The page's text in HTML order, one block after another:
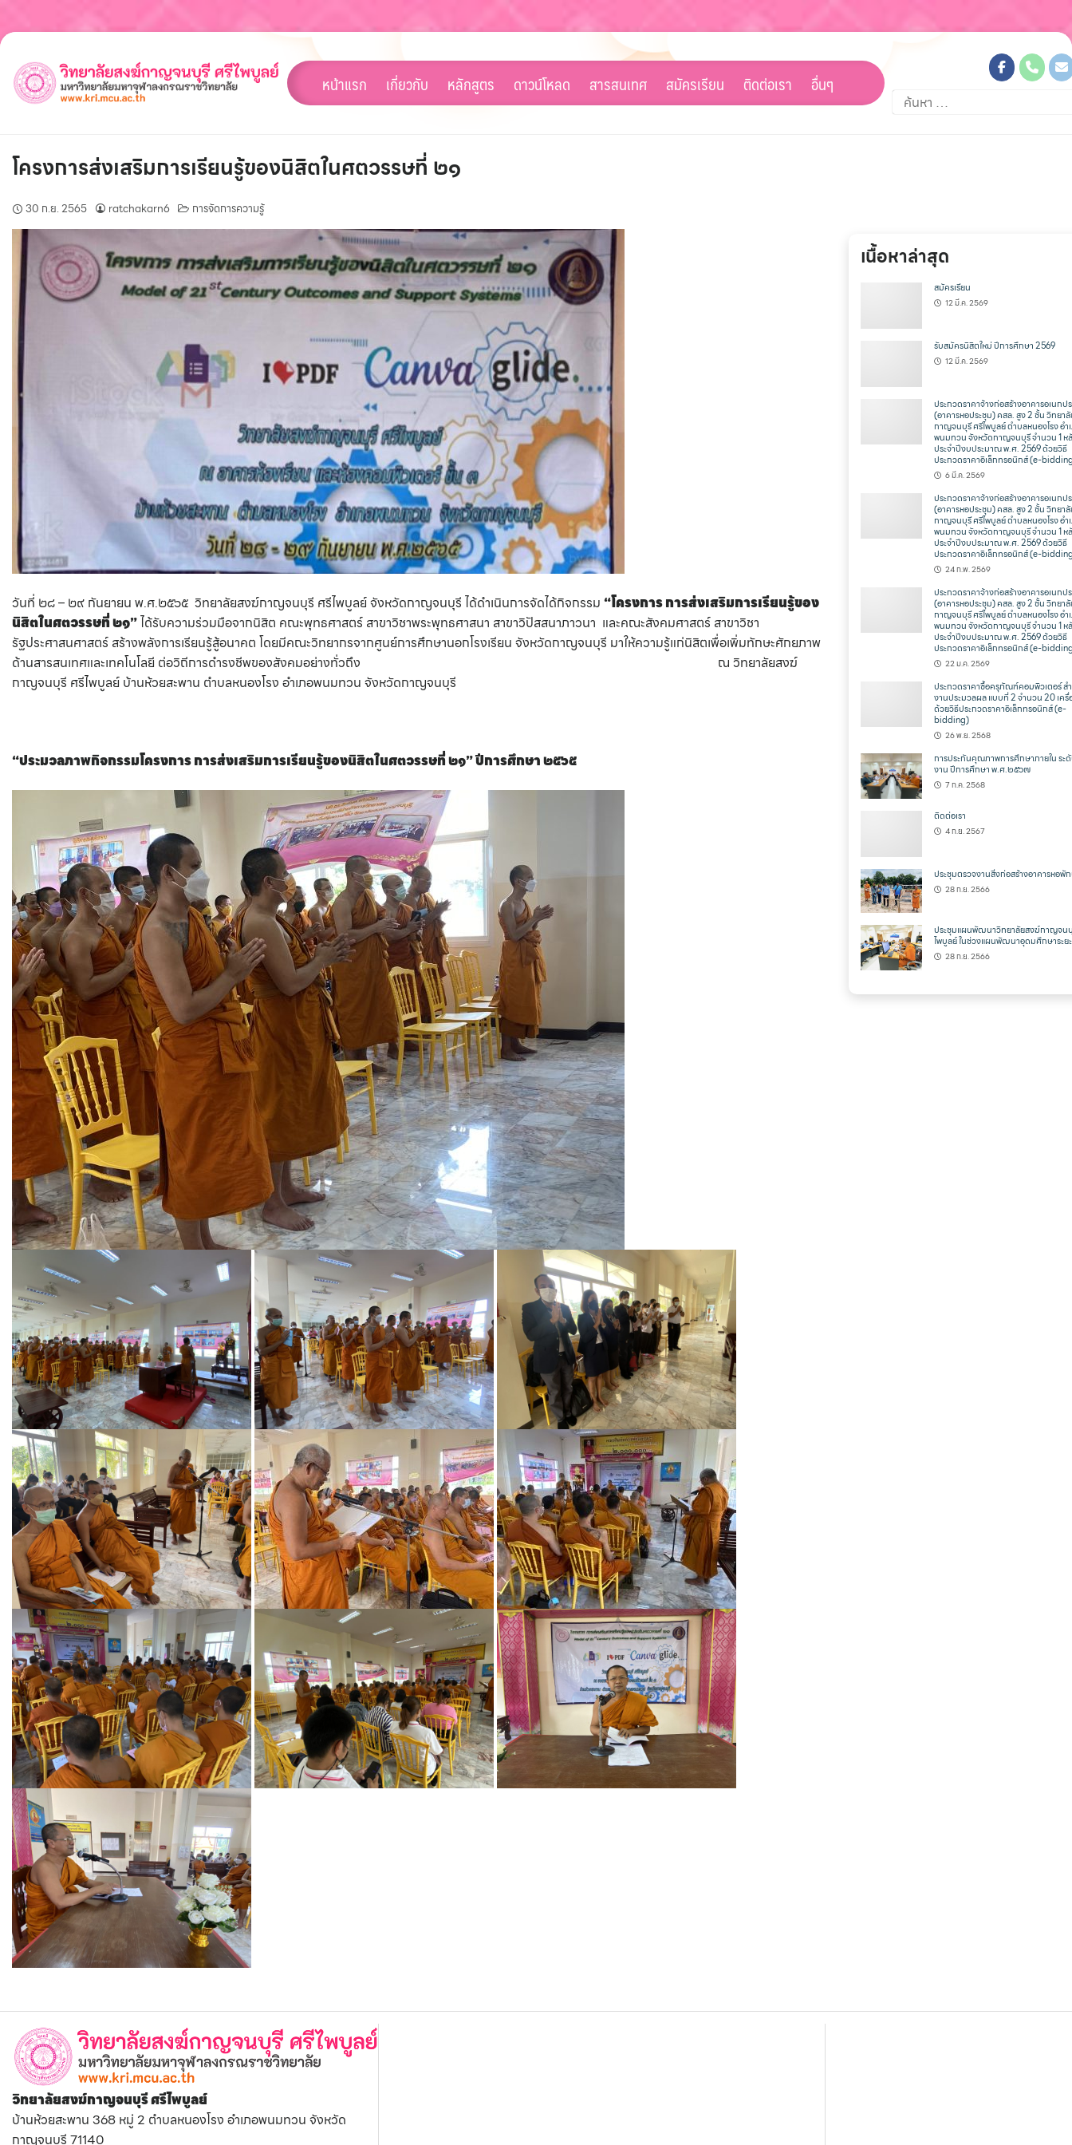
Skip
content
หน้าแรก เกี่ยวกับ หลักสูตร ดาวน์โหลด สารสนเทศ สมัครเรียน ติดต่อเรา อื่นๆ
ค้นหา
สำหรับ:
โครงการส่งเสริมการเรียนรู้ของนิสิตในศตวรรษที่ ๒๑
30 ก.ย. 2565 ratchakarn6 การจัดการความรู้
วันที่ ๒๘ – ๒๙ กันยายน พ.ศ.๒๕๖๕ วิทยาลัยสงฆ์กาญจนบุรี ศรีไพบูลย์ จังหวัดกาญจนบุรี ได้ดำเนินการจัดได้กิจกรรม “โครงการ การส่งเสริมการเรียนรู้ของ
นิสิตในศตวรรษที่ ๒๑”ได้รับความร่วมมือจากนิสิต คณะพุทธศาสตร์ สาขาวิชาพระพุทธศาสนา สาขาวิปัสสนาภาวนา และคณะสังคมศาสตร์ สาขาวิชา
รัฐประศาสนศาสตร์ สร้างพลังการเรียนรู้สู้อนาคต โดยมีคณะวิทยากรจากศูนย์การศึกษานอกโรงเรียน จังหวัดกาญจนบุรี มาให้ความรู้แก่นิสิตเพื่อเพิ่มทักษะศักยภาพ
ด้านสารสนเทศและเทคโนโลยี ต่อวิถีการดำรงชีพของสังคมอย่างทั่วถึง ณ วิทยาลัยสงฆ์
กาญจนบุรี ศรีไพบูลย์ บ้านห้วยสะพาน ตำบลหนองโรง อำเภอพนมทวน จังหวัดกาญจนบุรี
“ประมวลภาพกิจกรรมโครงการ การส่งเสริมการเรียนรู้ของนิสิตในศตวรรษที่ ๒๑” ปีการศึกษา ๒๕๖๕
เนื้อหาล่าสุด
สมัครเรียน
12 มี.ค. 2569
รับสมัครนิสิตใหม่ ปีการศึกษา 2569
12 มี.ค. 2569
ประกวดราคาจ้างก่อสร้างอาคารอเนกป
(อาคารหอประชุม) คสล. สูง 2 ชั้น วิทยา
กาญจนบุรี ศรีไพบูลย์ ตำบลหนองโรง อำ
พนมทวน จังหวัดกาญจนบุรี จำนวน 1 ห
ประจำปีงบประมาณ พ.ศ. 2569 ด้วยวิธี
ประกวดราคาอิเล็กทรอนิกส์ (e-
6 มี.ค. 2569
ประกวดราคาจ้างก่อสร้างอาคารอเนกป
(อาคารหอประชุม) คสล. สูง 2 ชั้น วิทยา
กาญจนบุรี ศรีไพบูลย์ ตำบลหนองโรง อำ
พนมทวน จังหวัดกาญจนบุรี จำนวน 1 ห
ประจำปีงบประมาณ พ.ศ. 2569 ด้วยวิธี
ประกวดราคาอิเล็กทรอนิกส์ (e-
24 ก.พ. 2569
ประกวดราคาจ้างก่อสร้างอาคารอเนกป
(อาคารหอประชุม) คสล. สูง 2 ชั้น วิทยา
กาญจนบุรี ศรีไพบูลย์ ตำบลหนองโรง อำ
พนมทวน จังหวัดกาญจนบุรี จำนวน 1 ห
ประจำปีงบประมาณ พ.ศ. 2569 ด้วยวิธี
ประกวดราคาอิเล็กทรอนิกส์ (e-
22 ม.ค. 2569
ประกวดราคาซื้อครุภัณฑ์คอมพิวเตอร์ ส
งานประมวลผล แบบที่ 2 จำนวน 20 เครื่
ด้วยวิธีประกวดราคาอิเล็กทรอนิกส์ (e-
bidding)
26 พ.ย. 2568
การประกันคุณภาพการศึกษาภายใน ระ
งาน ปีการศึกษา พ.ศ.๒๕๖๗
7 ก.ค. 2568
ติดต่อเรา
4 ก.ย. 2567
ประชุมตรวจงานสิ่งก่อสร้างอาคารหอพั
28 ก.ย. 2566
ประชุมแผนพัฒนาวิทยาลัยสงฆ์กาญจน
ไพบูลย์ ในช่วงแผนพัฒนาอุดมศึกษาระย
28 ก.ย. 2566
วิทยาลัยสงฆ์กาญจนบุรี ศรีไพบูลย์
บ้านห้วยสะพาน 368 หมู่ 2 ตำบลหนองโรง อำเภอพนมทวน จังหวัด
กาญจนบุรี 71140